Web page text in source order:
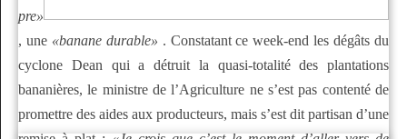
pre»
, une «banane durable» . Constatant ce week-end les dégâts du
cyclone Dean qui a détruit la quasi-totalité des plantations
bananières, le ministre de l’Agriculture ne s’est pas contenté de
promettre des aides aux producteurs, mais s’est dit partisan d’une